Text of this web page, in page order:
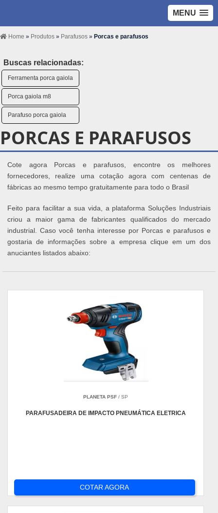
MENU
Home » Produtos » Parafusos » Porcas e parafusos
Buscas relacionadas:
Ferramenta porca gaiola
Porca gaiola m8
Parafuso porca gaiola
PORCAS E PARAFUSOS
Cote agora Porcas e parafusos, encontre os melhores
fornecedores, realize uma cotação agora com centenas de
fábricas ao mesmo tempo gratuitamente para todo o Brasil
Feito para facilitar a sua vida, a plataforma Soluções Industriais
criou a maior gama de fabricantes qualificados do mercado
industrial. Caso você tenha interesse por Porcas e parafusos e
gostaria de informações sobre a empresa clique em um dos
anuciantes listados abaixo:
PLANETA PSF / SP
PARAFUSADEIRA DE IMPACTO PNEUMÁTICA ELETRICA
COTAR AGORA